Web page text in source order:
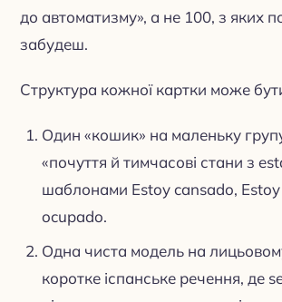
до автоматизму», а не 100, з яких
забудеш.
Структура кожної картки може
Один «кошик» на маленьку
«почуття й тимчасові стани з
шаблонами Estoy cansado,
ocupado.
Одна чиста модель на
коротке іспанське речення, де